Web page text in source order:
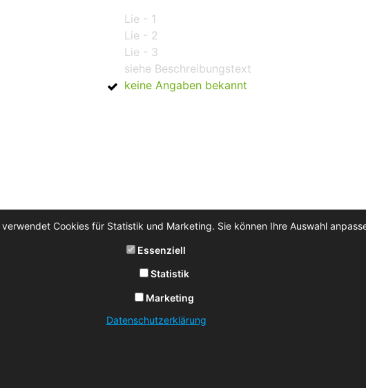
Lie - 1
Lie - 2
Lie - 3
siehe Beschreibungstext
keine Angaben bekannt
verwendet Cookies für Statistik und Marketing. Sie können Ihre Auswahl
Essenziell
Statistik
Marketing
Datenschutzerklärung